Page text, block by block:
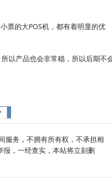
票的大POS机，都有着明显的优
以产品也会非常稳，所以后期不
服务，不拥有所有权，不承担相
，一经查实，本站将立刻删